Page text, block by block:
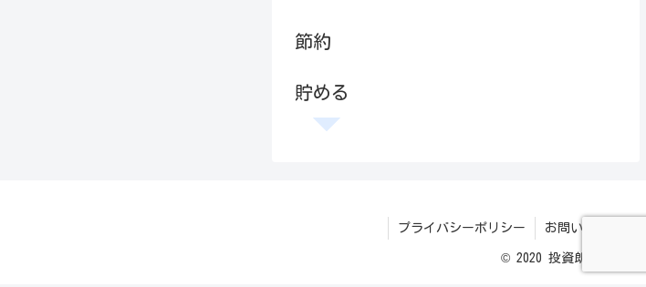
節約
貯める
プライバシーポリシー お問い合わせ
© 2020 投資朗ブログ.